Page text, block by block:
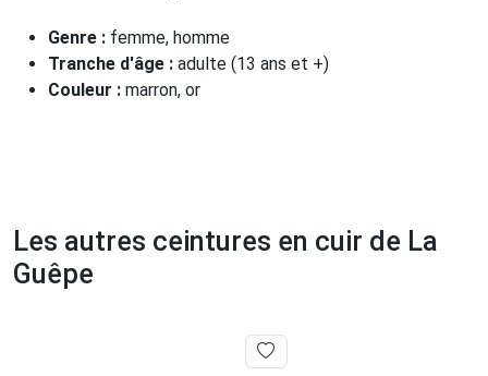
Genre : femme, homme
Tranche d'âge : adulte (13 ans et +)
Couleur : marron, or
Les autres ceintures en cuir de La
Guêpe